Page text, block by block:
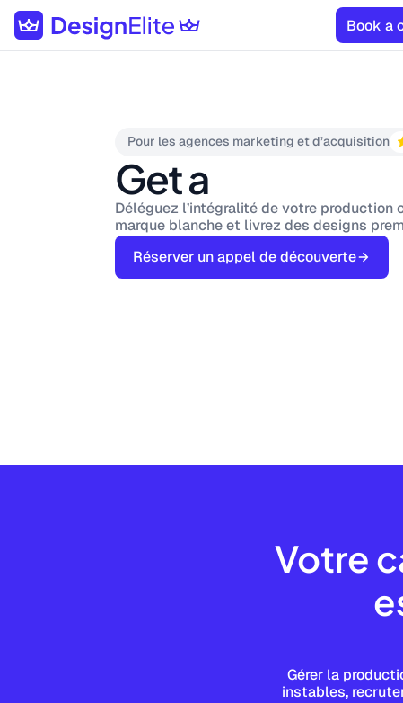
Book a
Pour les agences marketing et d’acquisition
Get a
Déléguez l’intégralité de votre production
marque blanche et livrez des designs
Réserver un appel de découverte
Votre
Gérer la
instables,